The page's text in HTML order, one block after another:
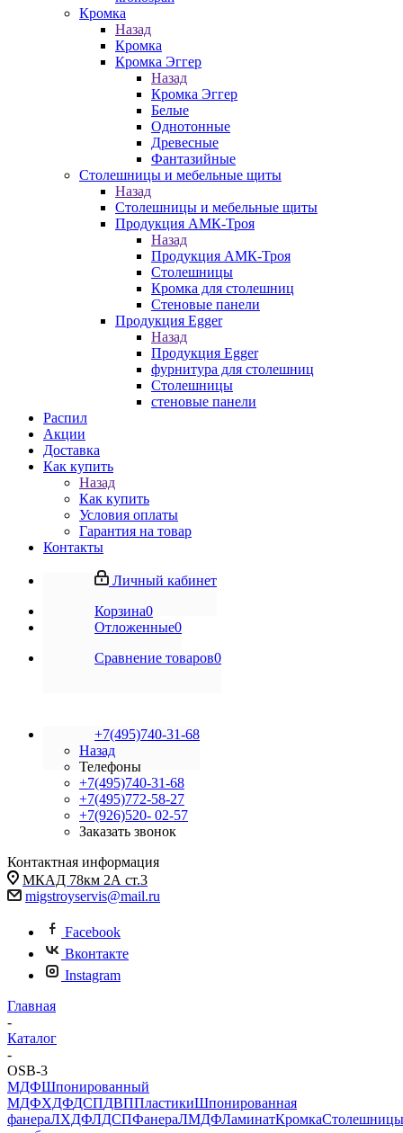
Кромка
Назад
Кромка
Кромка Эггер
Назад
Кромка Эггер
Белые
Однотонные
Древесные
Фантазийные
Столешницы и мебельные щиты
Назад
Столешницы и мебельные щиты
Продукция АМК-Троя
Назад
Продукция АМК-Троя
Столешницы
Кромка для столешниц
Стеновые панели
Продукция Egger
Назад
Продукция Egger
фурнитура для столешниц
Столешницы
стеновые панели
Распил
Акции
Доставка
Как купить
Назад
Как купить
Условия оплаты
Гарантия на товар
Контакты
Личный кабинет
Корзина0
Отложенные0
Сравнение товаров0
+7(495)740-31-68
Назад
Телефоны
+7(495)740-31-68
+7(495)772-58-27
+7(926)520- 02-57
Заказать звонок
Контактная информация
МКАД 78км 2А ст.3
migstroyservis@mail.ru
Facebook
Вконтакте
Instagram
Главная
-
Каталог
-
OSB-3
МДФШпонированный
МДФХДФДСПДВППластикиШпонированная
фанераЛХДФЛДСПФанераЛМДФЛаминатКромкаСтолешницы